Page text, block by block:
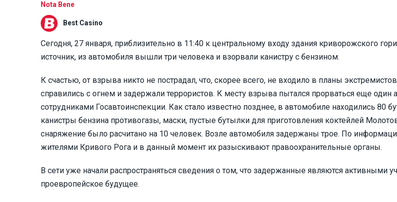
Nota Bene
Best Casino
Сегодня, 27 января, приблизительно в 11:40 к центральному входу здания криворожского
источник, из автомобиля вышли три человека и взорвали канистру с бензином.
К счастью, от взрыва никто не пострадал, что, скорее всего, не входило в планы
справились с огнем и задержали террористов. К месту взрыва пытался прорваться еще
сотрудниками Госавтоинспекции. Как стало известно позднее, в автомобиле находились 80
канистры бензина противогазы, маски, пустые бутылки для приготовления коктейлей
снаряжение было расчитано на 10 человек. Возле автомобиля задержаны трое. По
жителями Кривого Рога и в данный момент их разыскивают правоохранительные органы.
В сети уже начали распространяться сведения о том, что задержанные являются активными
проевропейское будущее.